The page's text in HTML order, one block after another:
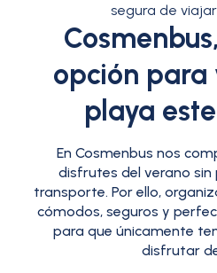
segura de
opción
playa
En Cosmenbus nos
disfrutes del verano
transporte. Por ello,
cómodos, seguros y
para que únicamente
disfrutar